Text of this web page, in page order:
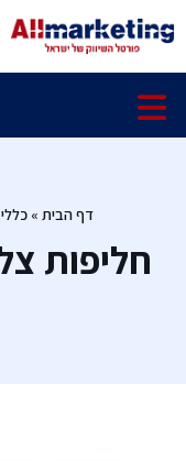
דף הבית » כללי
חליפות